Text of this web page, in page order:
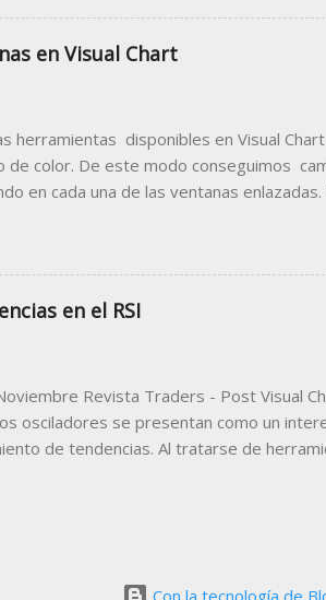
siguiendo estas indicaciones. 1.
facilitará la información sobre el Gap
valores del mercado continuo. Como
+T) del menú Nuevo , se visualiza la
en Visual Chart
herramientas disponibles en Visual
de color. De este modo conseguimos
en cada una de las ventanas
para todas las ventanas que se van a
escogido para el enlace de las
donde se puede comprobar que el
también se visualiza en el gráfico y
Link), la ventana quedará vinculada a
en el RSI
Revista Traders - Post Visual
osciladores se presentan como un
de tendencias. Al tratarse de
se conoce como zonas de
más habituales del mercado: el